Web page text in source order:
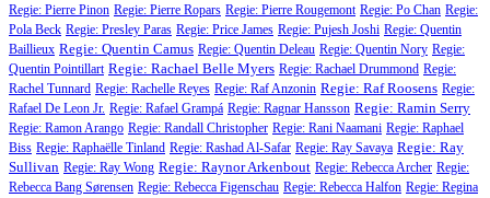
Regie: Pierre Pinon Regie: Pierre Ropars Regie: Pierre Rougemont Regie: Po Chan Regie:
Pola Beck Regie: Presley Paras Regie: Price James Regie: Pujesh Joshi Regie: Quentin
Baillieux Regie: Quentin Camus Regie: Quentin Deleau Regie: Quentin Nory Regie:
Quentin Pointillart Regie: Rachael Belle Myers Regie: Rachael Drummond Regie:
Rachel Tunnard Regie: Rachelle Reyes Regie: Raf Anzonin Regie: Raf Roosens Regie:
Rafael De Leon Jr. Regie: Rafael Grampá Regie: Ragnar Hansson Regie: Ramin Serry
Regie: Ramon Arango Regie: Randall Christopher Regie: Rani Naamani Regie: Raphael
Biss Regie: Raphaëlle Tinland Regie: Rashad Al-Safar Regie: Ray Savaya Regie: Ray
Sullivan Regie: Ray Wong Regie: Raynor Arkenbout Regie: Rebecca Archer Regie:
Rebecca Bang Sørensen Regie: Rebecca Figenschau Regie: Rebecca Halfon Regie: Regina